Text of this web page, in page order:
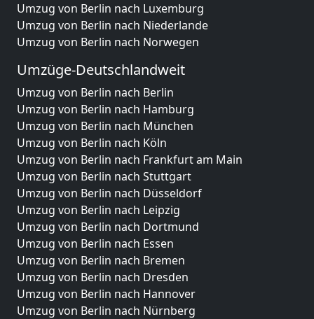
Umzug von Berlin nach Luxemburg
Umzug von Berlin nach Niederlande
Umzug von Berlin nach Norwegen
Umzüge-Deutschlandweit
Umzug von Berlin nach Berlin
Umzug von Berlin nach Hamburg
Umzug von Berlin nach München
Umzug von Berlin nach Köln
Umzug von Berlin nach Frankfurt am Main
Umzug von Berlin nach Stuttgart
Umzug von Berlin nach Düsseldorf
Umzug von Berlin nach Leipzig
Umzug von Berlin nach Dortmund
Umzug von Berlin nach Essen
Umzug von Berlin nach Bremen
Umzug von Berlin nach Dresden
Umzug von Berlin nach Hannover
Umzug von Berlin nach Nürnberg